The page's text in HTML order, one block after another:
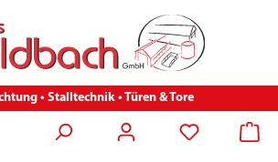
• Stalltechnik • Türen & Tore